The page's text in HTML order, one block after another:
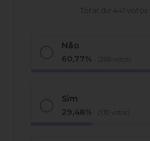
Total de 441
Não
60,77% (268 votos)
Sim
29,48% (130 votos)